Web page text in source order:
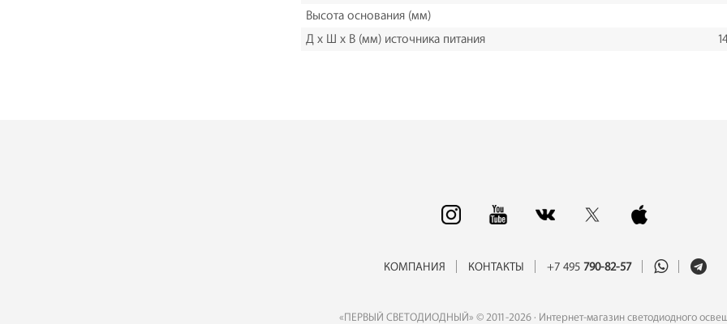
Высота основания (мм)
Д х Ш х В (мм) источника питания
КОМПАНИЯ КОНТАКТЫ +7 495 790-82-57
«ПЕРВЫЙ СВЕТОДИОДНЫЙ» © 2011-2026 · Интернет-магазин светодиодного